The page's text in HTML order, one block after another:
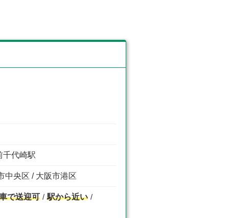
千代崎駅
中央区 / 大阪市港区
で送迎可
駅から近い